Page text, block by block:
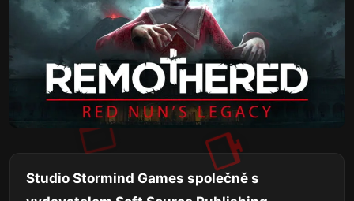
Studio Stormind Games společně s